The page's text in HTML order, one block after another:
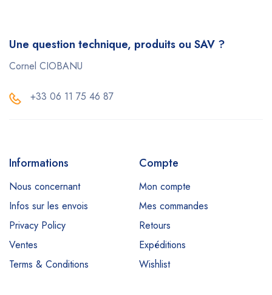
Une question technique, produits ou SAV ?
Cornel CIOBANU
+33 06 11 75 46 87
Informations
Nous concernant
Infos sur les envois
Privacy Policy
Ventes
Terms & Conditions
Compte
Mon compte
Mes commandes
Retours
Expéditions
Wishlist